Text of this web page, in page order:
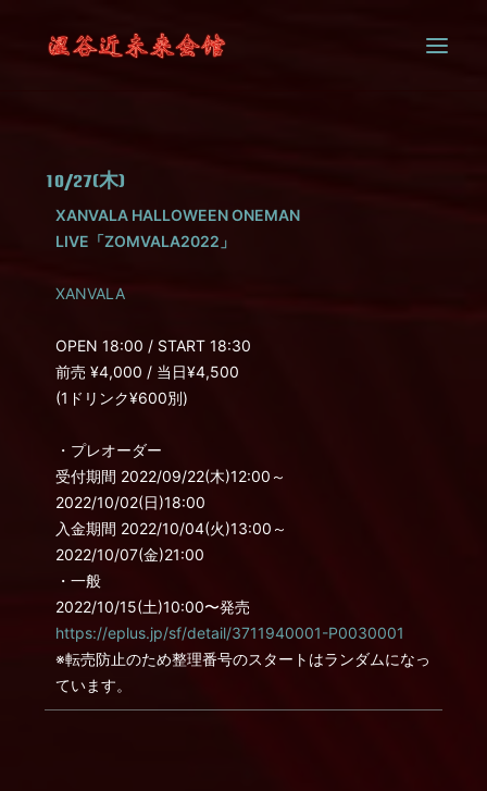
CONTACT10/27(木)
XANVALA HALLOWEEN ONEMAN
LIVE「ZOMVALA2022」
XANVALA
OPEN 18:00 / START 18:30
前売 ¥4,000 / 当日¥4,500
(1ドリンク¥600別)
・プレオーダー
受付期間 2022/09/22(木)12:00～
2022/10/02(日)18:00
入金期間 2022/10/04(火)13:00～
2022/10/07(金)21:00
・一般
2022/10/15(土)10:00〜発売
https://eplus.jp/sf/detail/3711940001-P0030001
※転売防止のため整理番号のスタートはランダムになっ
ています。